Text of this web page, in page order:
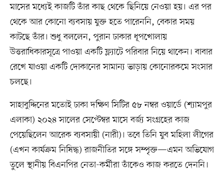
মাসের মধ্যেই কাজটি তাঁর কাছ থেকে ছিনিয়ে নেওয়া হয়। এর পর
থেকে আর কোনো ব্যবসায় যুক্ত হতে পারেননি, বেকার সময়
কাটছে তাঁর। শুধু বললেন, পুরান ঢাকার ধূপখোলায়
উত্তরাধিকারসূত্রে পাওয়া একটি ফ্ল্যাটে পরিবার নিয়ে থাকেন। বাবার
রেখে যাওয়া একটি দোকানের সামান্য ভাড়ায় কোনোরকমে সংসার
চলছে।
সাহাবুদ্দিনের মতোই ঢাকা দক্ষিণ সিটির ৫৮ নম্বর ওয়ার্ডে (শ্যামপুর
এলাকা) ২০২৪ সালের সেপ্টেম্বর মাসে বর্জ্য সংগ্রহের কাজ
পেয়েছিলেন আরেক ব্যবসায়ী (নারী)। তবে তিনি যুব মহিলা লীগের
(এখন কার্যক্রম নিষিদ্ধ) রাজনীতির সঙ্গে সম্পৃক্ত—এমন অভিযোগ
তুলে স্থানীয় বিএনপির নেতা-কর্মীরা তাঁকেও কাজ করতে দেননি।